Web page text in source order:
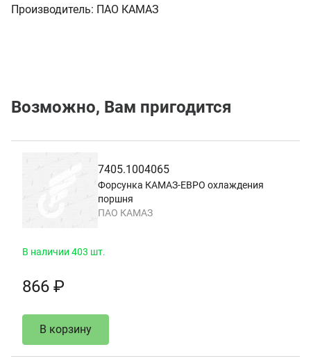
Производитель: ПАО КАМАЗ
Возможно, Вам пригодится
7405.1004065
Форсунка КАМАЗ-ЕВРО охлаждения
поршня
ПАО КАМАЗ
В наличии 403 шт.
866 ₽
В корзину